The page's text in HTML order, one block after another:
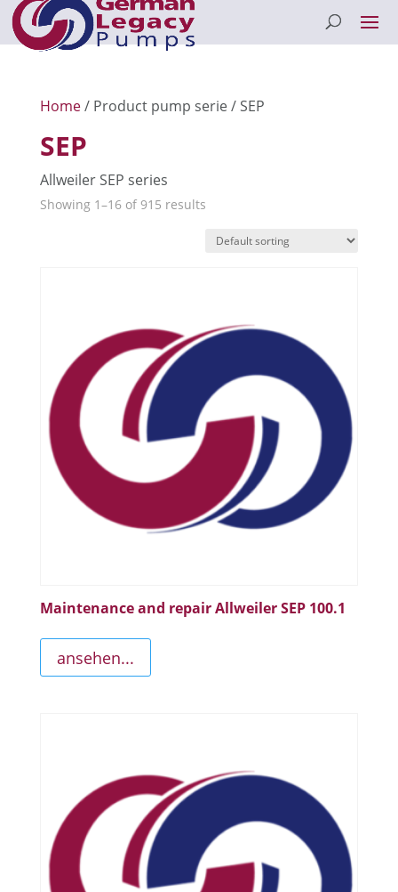
Home/ Product pump serie / SEP
SEP
Allweiler SEP series
Showing 1–16 of 915 results
Maintenance and repair Allweiler SEP 100.1
ansehen...